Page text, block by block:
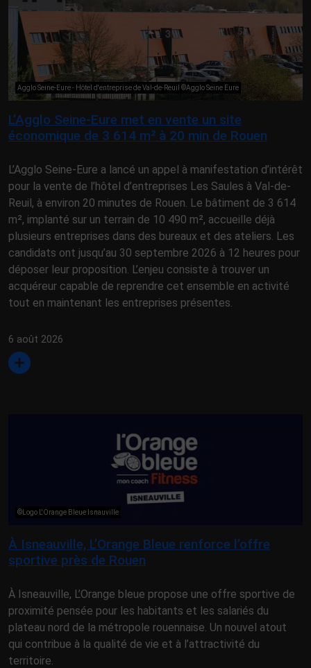
Agglo Seine-Eure - Hôtel d'entreprise de Val-de-Reuil ©Agglo Seine Eure
L’Agglo Seine-Eure met en vente un site
économique de 3 614 m² à 20 min de Rouen
L’Agglo Seine-Eure a lancé un appel à manifestation d’intérêt
pour la vente de l’hôtel d’entreprises Les Saules à Val-de-
Reuil, à environ 20 minutes de Rouen. Le bâtiment de 3 614
m², implanté sur un terrain de 10 490 m², accueille déjà
plusieurs entreprises dans des bureaux et des ateliers. Les
candidats ont jusqu’au 30 septembre 2026 à 12 heures pour
déposer leur proposition. L’enjeu consiste à trouver un
acquéreur capable de reprendre cet ensemble en activité
tout en maintenant les entreprises présentes.
6 août 2026
©Logo L'Orange Bleue Isnauville
À Isneauville, L’Orange Bleue renforce l’offre
sportive près de Rouen
À Isneauville, L’Orange bleue propose une offre sportive de
proximité pensée pour les habitants et les salariés du
plateau nord de la métropole rouennaise. Un nouvel atout
qui contribue à la qualité de vie et à l’attractivité du
territoire.